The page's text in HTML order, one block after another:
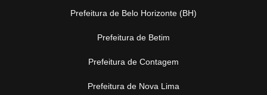
Prefeitura de Belo Horizonte (BH)
Prefeitura de Betim
Prefeitura de Contagem
Prefeitura de Nova Lima